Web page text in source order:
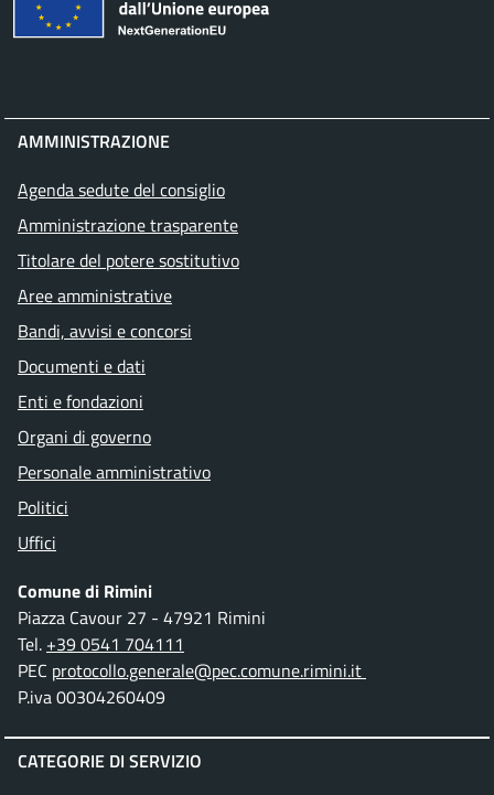
AMMINISTRAZIONE
Agenda sedute del consiglio
Amministrazione trasparente
Titolare del potere sostitutivo
Aree amministrative
Bandi, avvisi e concorsi
Documenti e dati
Enti e fondazioni
Organi di governo
Personale amministrativo
Politici
Uffici
Comune di Rimini
Piazza Cavour 27 - 47921 Rimini
Tel. +39 0541 704111
PEC protocollo.generale@pec.comune.rimini.it
P.iva 00304260409
CATEGORIE DI SERVIZIO